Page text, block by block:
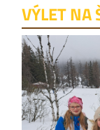
VÝLET NA